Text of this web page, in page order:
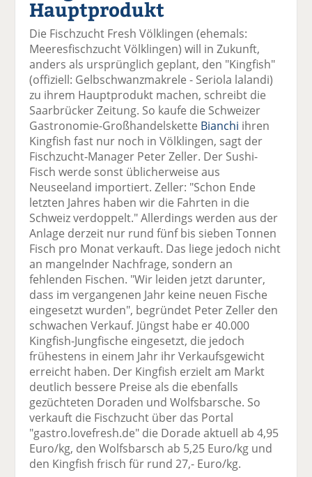
uf
F
ac
e
b
o
o
k
te
il
e
n
wi
tt
er
n
uf
Li
n
k
e
di
n
te
il
n
E
m
ai
l
v
er
se
n
e
e
n
Hauptprodukt
Die Fischzucht Fresh Völklingen (ehemals:
Meeresfischzucht Völklingen) will in Zukunft,
anders als ursprünglich geplant, den "Kingfish"
(offiziell: Gelbschwanzmakrele - Seriola lalandi)
zu ihrem Hauptprodukt machen, schreibt die
Saarbrücker Zeitung. So kaufe die Schweizer
Gastronomie-Großhandelskette Bianchi ihren
Kingfish fast nur noch in Völklingen, sagt der
Fischzucht-Manager Peter Zeller. Der Sushi-
Fisch werde sonst üblicherweise aus
Neuseeland importiert. Zeller: "Schon Ende
letzten Jahres haben wir die Fahrten in die
Schweiz verdoppelt." Allerdings werden aus der
Anlage derzeit nur rund fünf bis sieben Tonnen
Fisch pro Monat verkauft. Das liege jedoch nicht
an mangelnder Nachfrage, sondern an
fehlenden Fischen. "Wir leiden jetzt darunter,
dass im vergangenen Jahr keine neuen Fische
eingesetzt wurden", begründet Peter Zeller den
schwachen Verkauf. Jüngst habe er 40.000
Kingfish-Jungfische eingesetzt, die jedoch
frühestens in einem Jahr ihr Verkaufsgewicht
erreicht haben. Der Kingfish erzielt am Markt
deutlich bessere Preise als die ebenfalls
gezüchteten Doraden und Wolfsbarsche. So
verkauft die Fischzucht über das Portal
"gastro.lovefresh.de" die Dorade aktuell ab 4,95
Euro/kg, den Wolfsbarsch ab 5,25 Euro/kg und
den Kingfish frisch für rund 27,- Euro/kg.